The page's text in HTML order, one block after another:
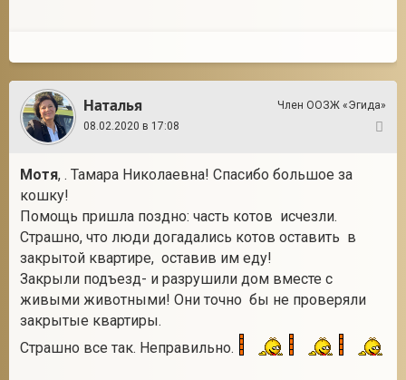
Наталья
Член ООЗЖ «Эгида»
08.02.2020 в 17:08
Мотя, . Тамара Николаевна! Спасибо большое за
кошку!
Помощь пришла поздно: часть котов исчезли.
Страшно, что люди догадались котов оставить в
закрытой квартире, оставив им еду!
Закрыли подъезд- и разрушили дом вместе с
живыми животными! Они точно бы не проверяли
закрытые квартиры.
Страшно все так. Неправильно.